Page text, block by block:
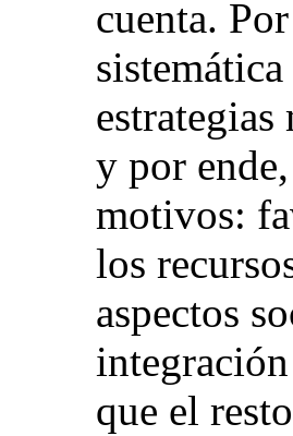
cuenta.
y por
motivos:
los
aspectos
que el